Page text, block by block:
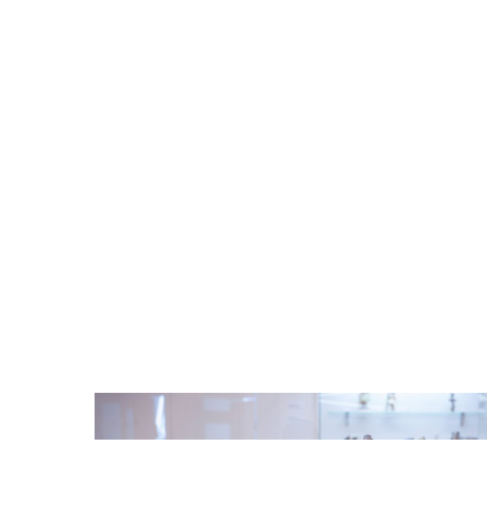
Odtwarzacz
plików